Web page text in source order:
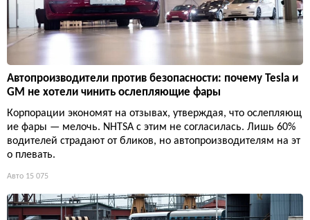
Автопроизводители против безопасности: почему Tesla и
GM не хотели чинить ослепляющие фары
Корпорации экономят на отзывах, утверждая, что ослепляющ
ие фары — мелочь. NHTSA с этим не согласилась. Лишь 60%
водителей страдают от бликов, но автопроизводителям на эт
о плевать.
Авто 15 075